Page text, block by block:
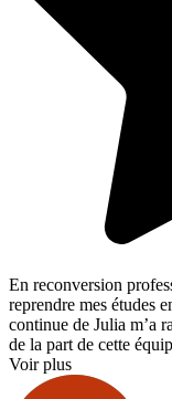
En reconversion
reprendre mes études
continue de Julia m’a
de la part de cette
Voir plus